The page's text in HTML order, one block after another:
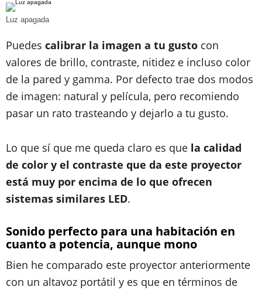
Luz apagada
Puedes calibrar la imagen a tu gusto con
valores de brillo, contraste, nitidez e incluso color
de la pared y gamma. Por defecto trae dos modos
de imagen: natural y película, pero recomiendo
pasar un rato trasteando y dejarlo a tu gusto.
Lo que sí que me queda claro es que la calidad
de color y el contraste que da este proyector
está muy por encima de lo que ofrecen
sistemas similares LED.
Sonido perfecto para una habitación en
cuanto a potencia, aunque mono
Bien he comparado este proyector anteriormente
con un altavoz portátil y es que en términos de